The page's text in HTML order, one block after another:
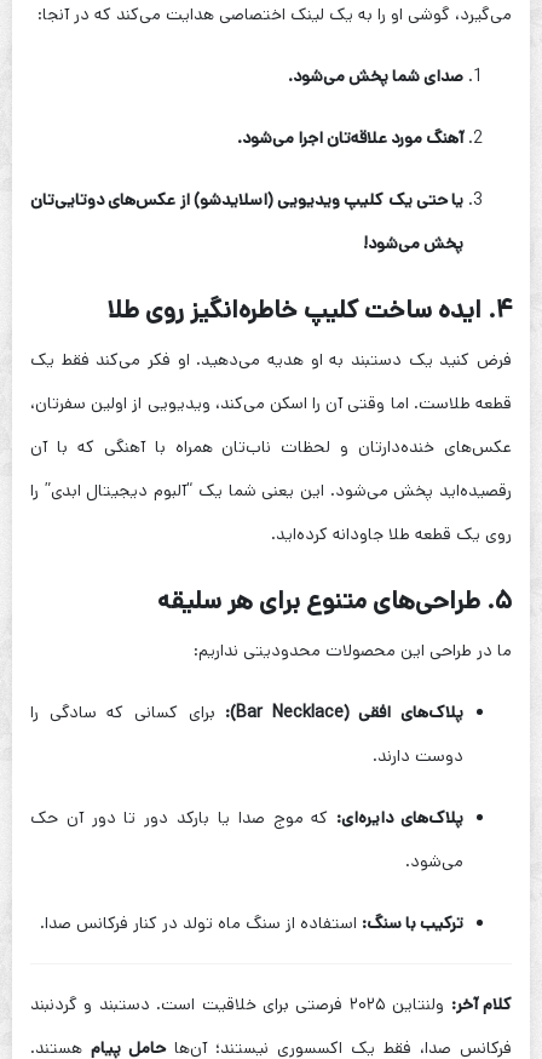
می‌گیرد، گوشی او را به یک لینک اختصاصی هدایت می‌کند که در آنجا:
صدای شما پخش می‌شود.
آهنگ مورد علاقه‌تان اجرا می‌شود.
یا حتی یک کلیپ ویدیویی (اسلایدشو) از عکس‌های دوتایی‌تان
پخش می‌شود!
۴. ایده ساخت کلیپ خاطره‌انگیز روی طلا
فرض کنید یک دستبند به او هدیه می‌دهید. او فکر می‌کند فقط یک
قطعه طلاست. اما وقتی آن را اسکن می‌کند، ویدیویی از اولین سفرتان،
عکس‌های خنده‌دارتان و لحظات ناب‌تان همراه با آهنگی که با آن
رقصیده‌اید پخش می‌شود. این یعنی شما یک “آلبوم دیجیتال ابدی” را
روی یک قطعه طلا جاودانه کرده‌اید.
۵. طراحی‌های متنوع برای هر سلیقه
ما در طراحی این محصولات محدودیتی نداریم:
پلاک‌های افقی (Bar Necklace):
برای کسانی که سادگی را
دوست دارند.
پلاک‌های دایره‌ای: که موج صدا یا بارکد دور تا دور آن حک
می‌شود.
ترکیب با سنگ: استفاده از سنگ ماه تولد در کنار فرکانس صدا.
کلام آخر:
ولنتاین ۲۰۲۵ فرصتی برای خلاقیت است. دستبند و گردنبند
فرکانس صدا، فقط یک اکسسوری نیستند؛ آن‌هاحامل پیام هستند.